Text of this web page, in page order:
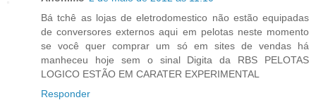
Bá tchê as lojas de eletrodomestico não estão equipadas
de conversores externos aqui em pelotas neste momento
se você quer comprar um só em sites de vendas há
manheceu hoje sem o sinal Digita da RBS PELOTAS
LOGICO ESTÃO EM CARATER EXPERIMENTAL
Responder